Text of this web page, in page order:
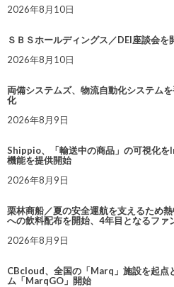
2026年8月10日
ＳＢＳホールディングス／DEI座談会を
2026年8月10日
両備システムズ、物流自動化システム
化
2026年8月9日
Shippio、「輸送中の商品」の可視化
機能を提供開始
2026年8月9日
栗林商船／夏の安全運航を支えるため
への飲料配布を開始、4年目となるファ
2026年8月9日
CBcloud、全国の「Marq」施設を起点
ム「MarqGO」開始